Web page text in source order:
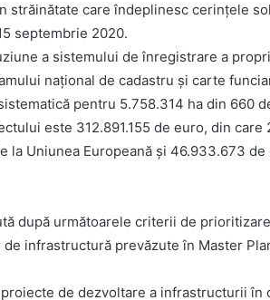
care îndeplinesc cerințele
septembrie 2020.
a sistemului de înregistrare a
național de cadastru și carte
pentru 5.758.314 ha din 660
este 312.891.155 de euro, din care
Uniunea Europeană și 46.933.673 de
după următoarele criterii de
infrastructură prevăzute în Master
de dezvoltare a infrastructurii în